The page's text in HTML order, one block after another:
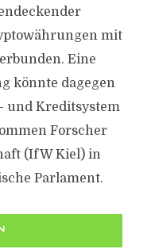
mit
Eine
könnte dagegen
und Kreditsystem
Forscher
(IfW Kiel) in
Parlament.